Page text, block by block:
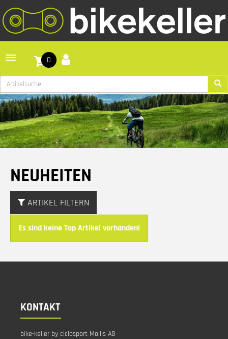
Toggle navigation
0
NEUHEITEN
ARTIKEL FILTERN
Es sind keine Top Artikel vorhanden!
KONTAKT
bike-keller by ciclosport Mollis AG